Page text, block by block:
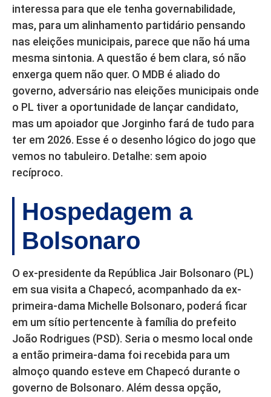
interessa para que ele tenha governabilidade,
mas, para um alinhamento partidário pensando
nas eleições municipais, parece que não há uma
mesma sintonia. A questão é bem clara, só não
enxerga quem não quer. O MDB é aliado do
governo, adversário nas eleições municipais onde
o PL tiver a oportunidade de lançar candidato,
mas um apoiador que Jorginho fará de tudo para
ter em 2026. Esse é o desenho lógico do jogo que
vemos no tabuleiro. Detalhe: sem apoio
recíproco.
Hospedagem a
Bolsonaro
O ex-presidente da República Jair Bolsonaro (PL)
em sua visita a Chapecó, acompanhado da ex-
primeira-dama Michelle Bolsonaro, poderá ficar
em um sítio pertencente à família do prefeito
João Rodrigues (PSD). Seria o mesmo local onde
a então primeira-dama foi recebida para um
almoço quando esteve em Chapecó durante o
governo de Bolsonaro. Além dessa opção,